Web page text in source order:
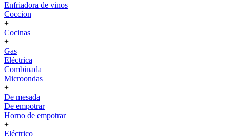
Enfriadora de vinos
Coccion
+
Cocinas
+
Gas
Eléctrica
Combinada
Microondas
+
De mesada
De empotrar
Horno de empotrar
+
Eléctrico